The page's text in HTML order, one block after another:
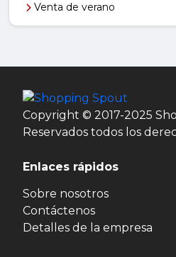
Venta de verano
Copyright © 2017-2025
Reservados todos los
Enlaces rápidos
Sobre nosotros
Contáctenos
Detalles de la empresa